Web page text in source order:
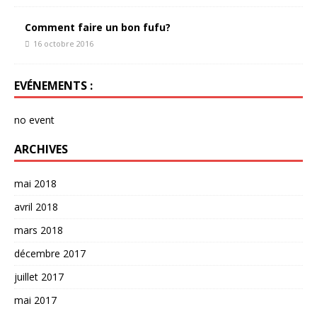
Comment faire un bon fufu?
16 octobre 2016
EVÉNEMENTS :
no event
ARCHIVES
mai 2018
avril 2018
mars 2018
décembre 2017
juillet 2017
mai 2017